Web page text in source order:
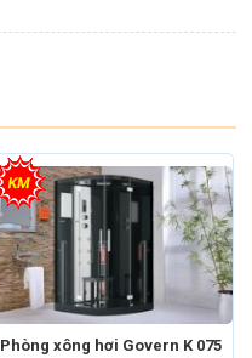
Phòng xông hơi Govern K 075